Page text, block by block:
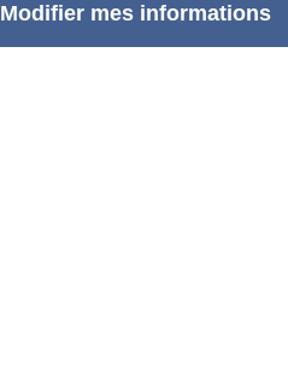
Modifier mes informations